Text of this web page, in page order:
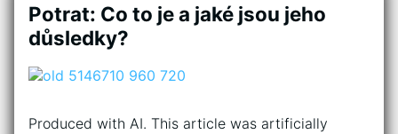
Potrat: Co to je a jaké jsou jeho
důsledky?
Produced with AI. This article was artificially